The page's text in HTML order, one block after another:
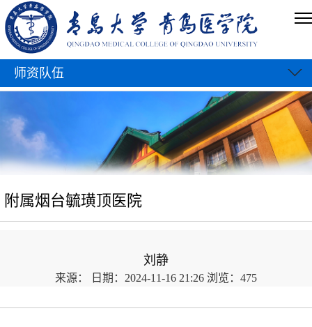
师资队伍
附属烟台毓璜顶医院
刘静
来源： 日期：2024-11-16 21:26 浏览： 475